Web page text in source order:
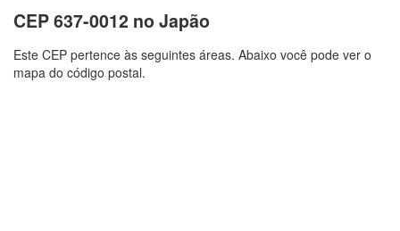
CEP 637-0012 no Japão
Este CEP pertence às seguintes áreas. Abaixo você pode ver o
mapa do código postal.